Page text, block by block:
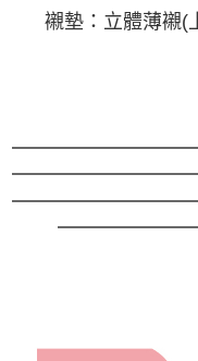
襯墊： 立體薄襯(